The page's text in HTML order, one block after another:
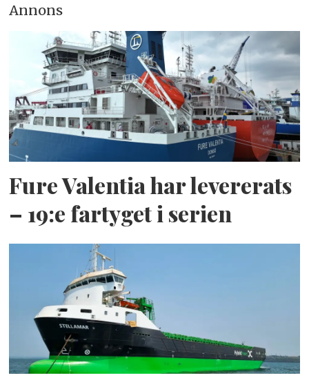
Annons
Fure Valentia har levererats
– 19:e fartyget i serien